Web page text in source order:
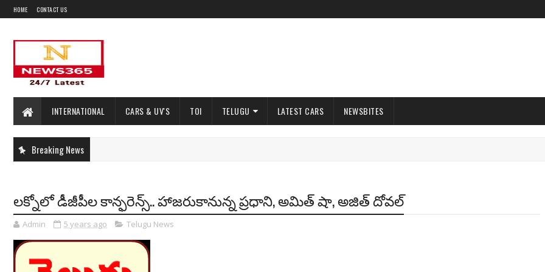
HOME CONTACT US
INTERNATIONAL CARS & UV'S TOI TELUGU LATEST CARS NEWSBITES
Breaking News
లక్నోలో డీజీపీల కాన్ఫరెన్స్.. హాజరుకానున్న ప్రధాని, అమిత్ షా, అజిత్ దోవల్
Admin 5 years ago Telugu News